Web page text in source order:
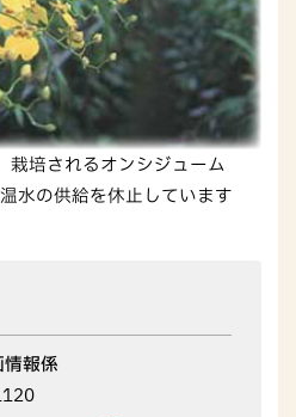
栽培されるオンシジューム
水の供給を休止しています
報係